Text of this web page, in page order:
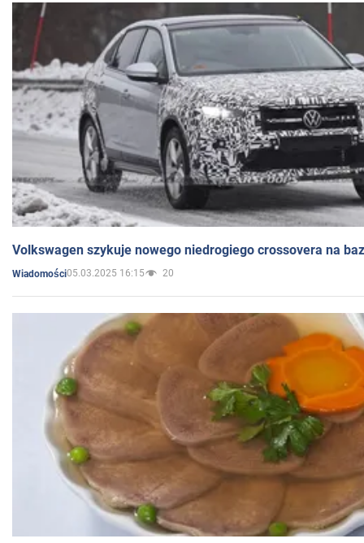
Volkswagen szykuje nowego niedrogiego crossovera na
Wiadomości05.03.2025 16:15 20